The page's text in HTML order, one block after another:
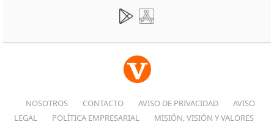
NOSOTROS CONTACTO AVISO DE PRIVACIDAD
AVISO
LEGAL
POLÍTICA EMPRESARIAL MISIÓN, VISIÓN Y VALORES